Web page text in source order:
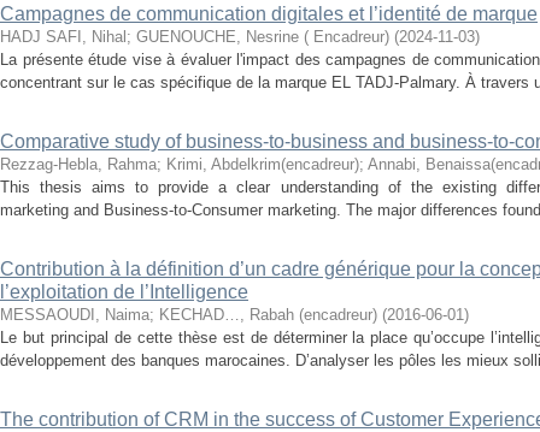
Campagnes de communication digitales et l’identité de marque
HADJ SAFI, Nihal ; GUENOUCHE, Nesrine ( Encadreur) (2024-11-03)
La présente étude vise à évaluer l'impact des campagnes de
concentrant sur le cas spécifique de la marque EL TADJ-Palmary. À travers
Comparative study of business-to-business and business-to-
Rezzag-Hebla, Rahma; Krimi, Abdelkrim(encadreur); Annabi,
This thesis aims to provide a clear understanding of the existing
marketing and Business-to-Consumer marketing. The major differences
Contribution à la définition d’un cadre générique pour la
l’exploitation de l’Intelligence
MESSAOUDI, Naima; KECHAD…, Rabah (encadreur) (2016-06-01)
Le but principal de cette thèse est de déterminer la place qu’occupe
développement des banques marocaines. D’analyser les pôles les mieux
The contribution of CRM in the success of Customer